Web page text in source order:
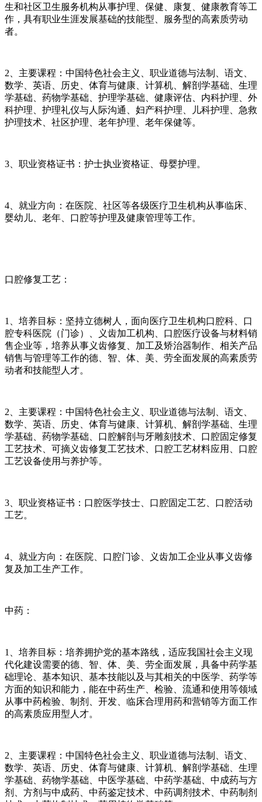
生和社区卫生服务机构从事护理、保健、康复、健康教育等工
作，具有职业生涯发展基础的技能型、服务型的高素质劳动
者。
2、主要课程：中国特色社会主义、职业道德与法制、语文、
数学、英语、历史、体育与健康、计算机、解剖学基础、生理
学基础、药物学基础、护理学基础、健康评估、内科护理、外
科护理、护理礼仪与人际沟通、妇产科护理、儿科护理、急救
护理技术、社区护理、老年护理、老年保健等。
3、职业资格证书：护士执业资格证、母婴护理。
4、就业方向：在医院、社区等各级医疗卫生机构从事临床、
婴幼儿、老年、口腔等护理及健康管理等工作。
口腔修复工艺：
1、培养目标：坚持立德树人，面向医疗卫生机构口腔科、口
腔专科医院（门诊）、义齿加工机构、口腔医疗设备与材料销
售企业等，培养从事义齿修复、加工及矫治器制作、相关产品
销售与管理等工作的德、智、体、美、劳全面发展的高素质劳
动者和技能型人才。
2、主要课程：中国特色社会主义、职业道德与法制、语文、
数学、英语、历史、体育与健康、计算机、解剖学基础、生理
学基础、药物学基础、口腔解剖与牙雕刻技术、口腔固定修复
工艺技术、可摘义齿修复工艺技术、口腔工艺材料应用、口腔
工艺设备使用与养护等。
3、职业资格证书：口腔医学技士、口腔固定工艺、口腔活动
工艺。
4、就业方向：在医院、口腔门诊、义齿加工企业从事义齿修
复及加工生产工作。
中药：
1、培养目标：培养拥护党的基本路线，适应我国社会主义现
代化建设需要的德、智、体、美、劳全面发展，具备中药学基
础理论、基本知识、基本技能以及与其相关的中医学、药学等
方面的知识和能力，能在中药生产、检验、流通和使用等领域
从事中药检验、制剂、开发、临床合理用药和营销等方面工作
的高素质应用型人才。
2、主要课程：中国特色社会主义、职业道德与法制、语文、
数学、英语、历史、体育与健康、计算机、解剖学基础、生理
学基础、药物学基础、中医学基础、中药学基础、中成药与方
剂、方剂与中成药、中药鉴定技术、中药调剂技术、中药制剂